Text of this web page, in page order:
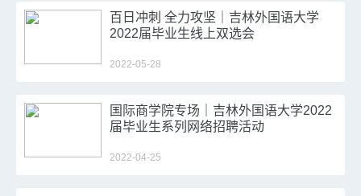
百日冲刺 全力攻坚｜吉林外国语大学
2022届毕业生线上双选会
2022-05-28
国际商学院专场｜吉林外国语大学2022
届毕业生系列网络招聘活动
2022-04-25